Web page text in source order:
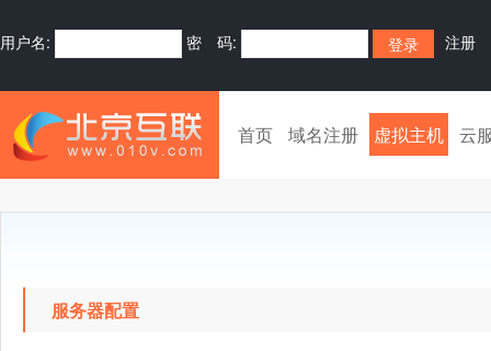
用户名: 密 码: 注册
首页 域名注册 虚拟主机 云
服务器配置